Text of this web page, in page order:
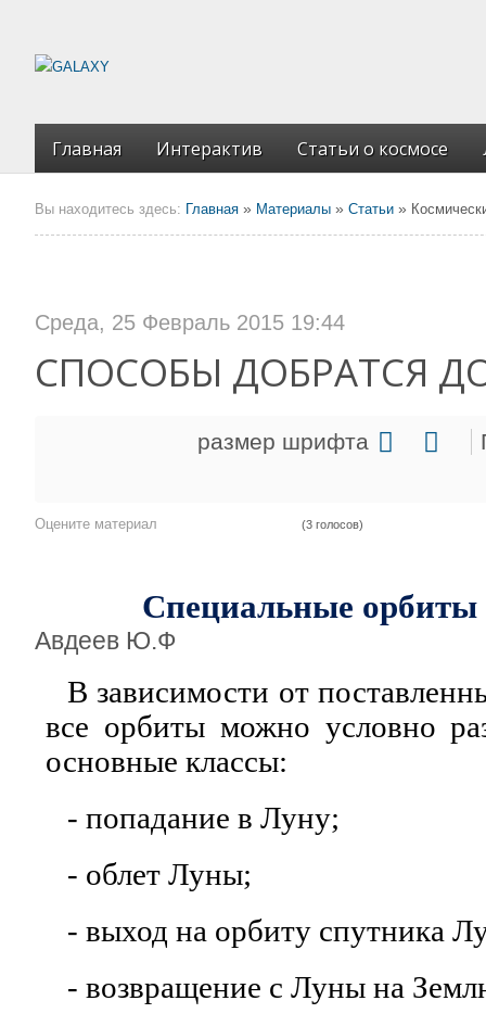
Главная Интерактив Статьи о космосе
Вы находитесь здесь: Главная » Материалы » Статьи »
Среда, 25 Февраль 2015 19:44
СПОСОБЫ ДОБРАТСЯ
размер шрифта
Оцените материал (3 голосов)
Специальные орбиты
Авдеев Ю.Ф
В зависимости от
все орбиты можно условно
основные классы:
- попадание в Луну;
- облет Луны;
- выход на орбиту спутника
- возвращение с Луны на